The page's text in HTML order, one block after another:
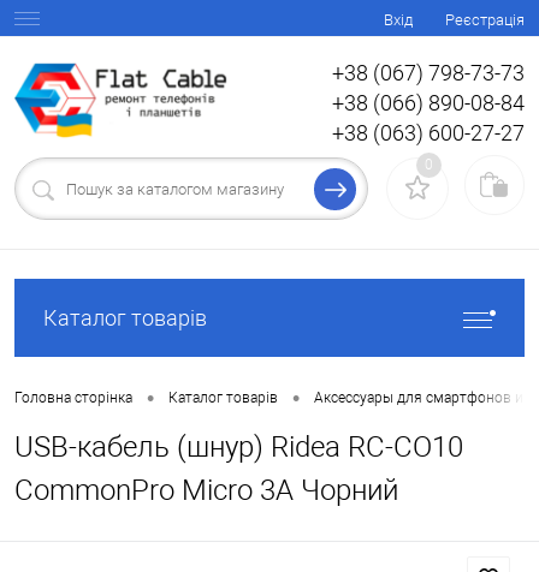
Вхід Реєстрація
+38 (067) 798-73-73
+38 (066) 890-08-84
+38 (063) 600-27-27
0
Каталог товарів
Головна сторінка • Каталог товарів • Аксессуары для смартфонов и
USB-кабель (шнур) Ridea RC-CO10
CommonPro Micro 3A Чорний